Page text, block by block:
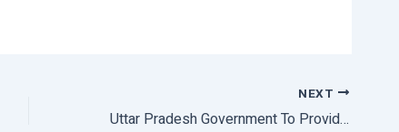
NEXT
Uttar Pradesh Government To Provide Subsidised Agricultural Equipment To Farmers